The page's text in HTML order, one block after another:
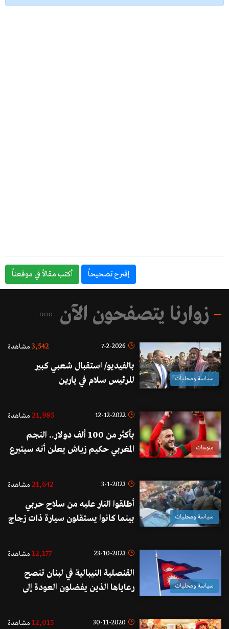
إقترح تصحيحاً أكتب مقالاً في موقعناً
زوارنا يتصفحون الآن
سياسة ومحليات
7-2-2026
3,542 مشاهدة
بالفيديو/ استقبال شعبي كبير
للرئيس سلام في يارين
منوعات
12-12-2022
21,985 مشاهدة
بأكثر من 100 ألف دولار.. النجم
المغربي حكيم زياش يعلن أنه سيتبرع
تأهل المغرب للدور نصف النهائي من
سياسة ومحليات
3-1-2023
21,642 مشاهدة
أطلقوا النار عليه من سلاح حربي
بينما كانوا يستقلون سيارة ذات زجاج
سياسة ومحليات
23-10-2023
12,177 مشاهدة
القنصلية النيبالية في لبنان تنصح
رعاياها الذين يفضلون العودة إلى
ارقاما للمراجعة
30-11-2020
12,015 مشاهدة